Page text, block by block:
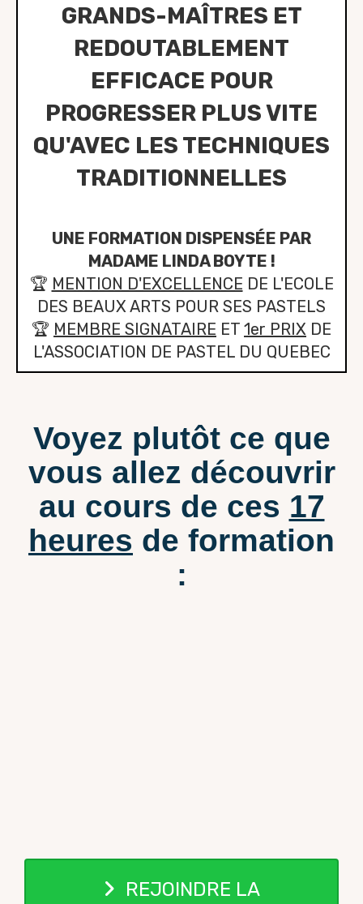
GRANDS-MAÎTRES ET
REDOUTABLEMENT
EFFICACE POUR
PROGRESSER PLUS VITE
QU'AVEC LES TECHNIQUES
TRADITIONNELLES
UNE FORMATION DISPENSÉE PAR
MADAME LINDA BOYTE !
🏆 MENTION D'EXCELLENCE DE L'ECOLE
DES BEAUX ARTS POUR SES PASTELS
🏆 MEMBRE SIGNATAIRE ET 1er PRIX DE
L'ASSOCIATION DE PASTEL DU QUEBEC
Voyez plutôt ce que
vous allez découvrir
au cours de ces 17
heures de formation
:
REJOINDRE LA